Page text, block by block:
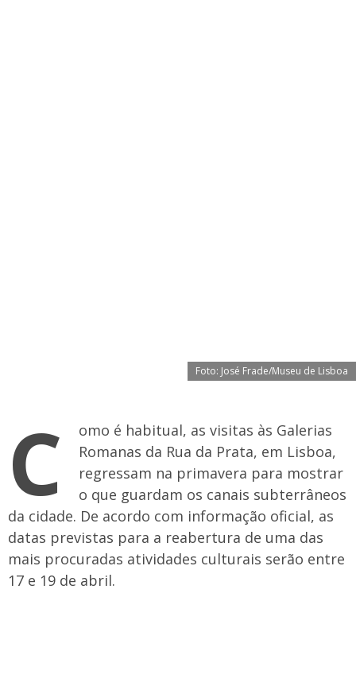
Foto: José Frade/Museu de Lisboa
C
omo é habitual, as visitas às Galerias
Romanas da Rua da Prata, em Lisboa,
regressam na primavera para mostrar
o que guardam os canais subterrâneos
da cidade. De acordo com informação oficial, as
datas previstas para a reabertura de uma das
mais procuradas atividades culturais serão entre
17 e 19 de abril.